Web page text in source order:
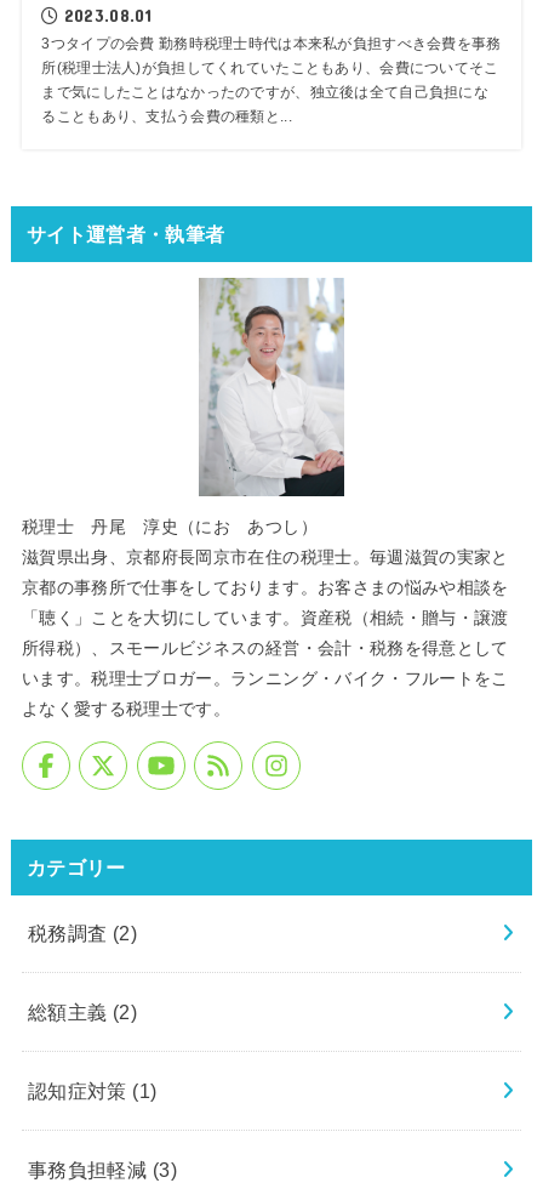
2023.08.01
3つタイプの会費 勤務時税理士時代は本来私が負担すべき会費を事務
所(税理士法人)が負担してくれていたこともあり、会費についてそこ
まで気にしたことはなかったのですが、独立後は全て自己負担にな
ることもあり、支払う会費の種類と...
サイト運営者・執筆者
税理士 丹尾 淳史（にお あつし）
滋賀県出身、京都府長岡京市在住の税理士。毎週滋賀の実家と
京都の事務所で仕事をしております。お客さまの悩みや相談を
「聴く」ことを大切にしています。資産税（相続・贈与・譲渡
所得税）、スモールビジネスの経営・会計・税務を得意として
います。税理士ブロガー。ランニング・バイク・フルートをこ
よなく愛する税理士です。
カテゴリー
税務調査 (2)
総額主義 (2)
認知症対策 (1)
事務負担軽減 (3)